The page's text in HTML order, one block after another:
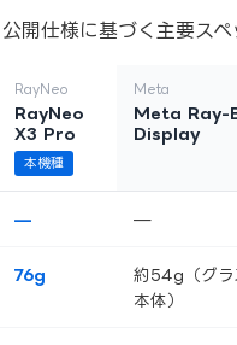
開仕様に基づく主要スペ
RayNeo
RayNeo
X3 Pro
本機種
Meta
Meta Ray-
Display
— —
76g
約54g（グラ
本体）